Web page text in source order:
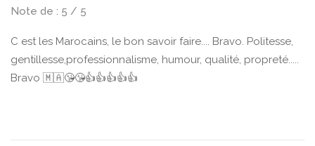
Note de : 5 / 5
C est les Marocains, le bon savoir faire.... Bravo. Politesse,
gentillesse,professionnalisme, humour, qualité, propreté.....
Bravo 🇲🇦😘😘👍👍👍👍👍